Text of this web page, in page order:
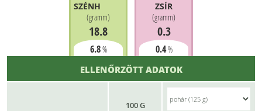
SZÉNHIDRÁT
(gramm)
18.8
6.8%
ZSÍR
(gramm)
0.3
0.4%
ELLENŐRZÖTT ADATOK
100 G